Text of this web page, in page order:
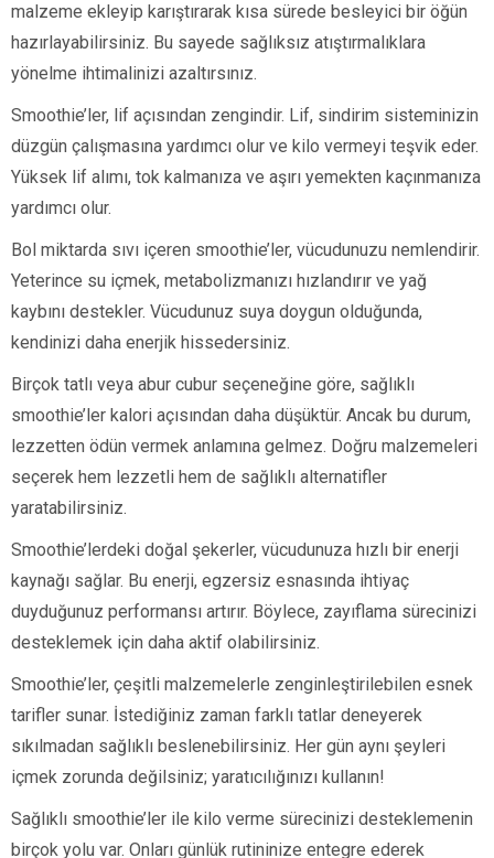
malzeme ekleyip karıştırarak kısa sürede besleyici bir öğün
hazırlayabilirsiniz. Bu sayede sağlıksız atıştırmalıklara
yönelme ihtimalinizi azaltırsınız.
Smoothie’ler, lif açısından zengindir. Lif, sindirim sisteminizin
düzgün çalışmasına yardımcı olur ve kilo vermeyi teşvik eder.
Yüksek lif alımı, tok kalmanıza ve aşırı yemekten kaçınmanıza
yardımcı olur.
Bol miktarda sıvı içeren smoothie’ler, vücudunuzu nemlendirir.
Yeterince su içmek, metabolizmanızı hızlandırır ve yağ
kaybını destekler. Vücudunuz suya doygun olduğunda,
kendinizi daha enerjik hissedersiniz.
Birçok tatlı veya abur cubur seçeneğine göre, sağlıklı
smoothie’ler kalori açısından daha düşüktür. Ancak bu durum,
lezzetten ödün vermek anlamına gelmez. Doğru malzemeleri
seçerek hem lezzetli hem de sağlıklı alternatifler
yaratabilirsiniz.
Smoothie’lerdeki doğal şekerler, vücudunuza hızlı bir enerji
kaynağı sağlar. Bu enerji, egzersiz esnasında ihtiyaç
duyduğunuz performansı artırır. Böylece, zayıflama sürecinizi
desteklemek için daha aktif olabilirsiniz.
Smoothie’ler, çeşitli malzemelerle zenginleştirilebilen esnek
tarifler sunar. İstediğiniz zaman farklı tatlar deneyerek
sıkılmadan sağlıklı beslenebilirsiniz. Her gün aynı şeyleri
içmek zorunda değilsiniz; yaratıcılığınızı kullanın!
Sağlıklı smoothie’ler ile kilo verme sürecinizi desteklemenin
birçok yolu var. Onları günlük rutininize entegre ederek